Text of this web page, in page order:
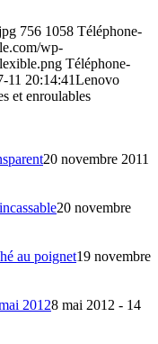
756 1058 Téléphone-
wp-
Téléphone-
11 20:14:41Lenovo
et enroulables
20 novembre 2011
20 novembre
au poignet19 novembre
20128 mai 2012 - 14